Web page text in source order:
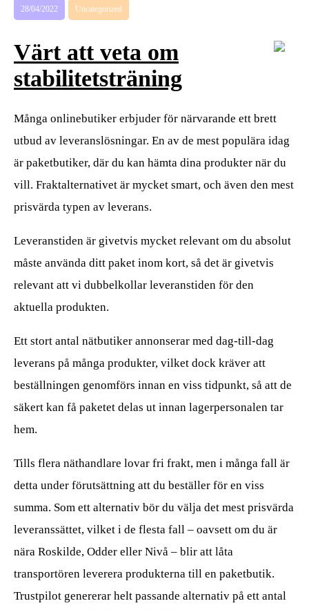
28/04/2022 Uncategorized
Värt att veta om
stabilitetsträning
Många onlinebutiker erbjuder för närvarande ett brett
utbud av leveranslösningar. En av de mest populära idag
är paketbutiker, där du kan hämta dina produkter när du
vill. Fraktalternativet är mycket smart, och även den mest
prisvärda typen av leverans.
Leveranstiden är givetvis mycket relevant om du absolut
måste använda ditt paket inom kort, så det är givetvis
relevant att vi dubbelkollar leveranstiden för den
aktuella produkten.
Ett stort antal nätbutiker annonserar med dag-till-dag
leverans på många produkter, vilket dock kräver att
beställningen genomförs innan en viss tidpunkt, så att de
säkert kan få paketet delas ut innan lagerpersonalen tar
hem.
Tills flera näthandlare lovar fri frakt, men i många fall är
detta under förutsättning att du beställer för en viss
summa. Som ett alternativ bör du välja det mest prisvärda
leveranssättet, vilket i de flesta fall – oavsett om du är
nära Roskilde, Odder eller Nivå – blir att låta
transportören leverera produkterna till en paketbutik.
Trustpilot genererar helt passande alternativ på ett antal